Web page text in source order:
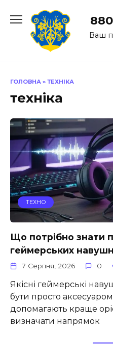
до
Ваш
ГОЛОВНА » ТЕХНІКА
техніка
ТЕХНО
Що потрібно знати
геймерських
7 Серпня, 2026 0
Якісні геймерські
бути просто
допомагають краще
визначати напрямок